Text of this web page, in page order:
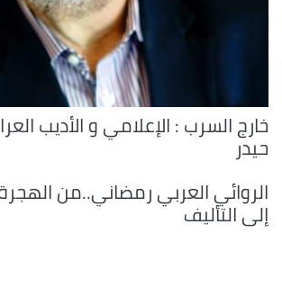
خارج السرب : الإعلامي و الأديب
حيدر
الروائي العربي رمضاني..من
إلى التأليف